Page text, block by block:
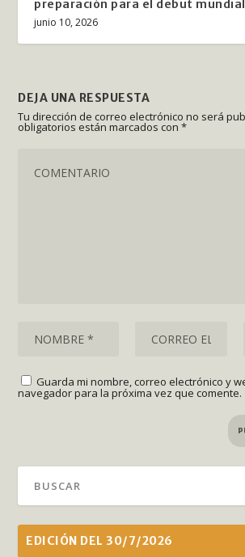
preparación para el debut
junio 10, 2026
DEJA UNA RESPUESTA
Tu dirección de correo electrónico no será
obligatorios están marcados con*
Guarda mi nombre, correo electrónico y
navegador para la próxima vez que comente.
EDICIÓN DEL 30/7/2026